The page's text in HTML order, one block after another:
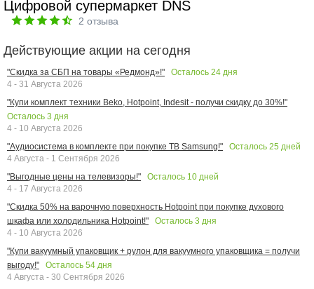
Цифровой супермаркет DNS
2 отзыва
Действующие акции на сегодня
"Скидка за СБП на товары «Редмонд»!" Осталось 24 дня
4 - 31 Августа 2026
"Купи комплект техники Beko, Hotpoint, Indesit - получи скидку до 30%!"
Осталось 3 дня
4 - 10 Августа 2026
"Аудиосистема в комплекте при покупке ТВ Samsung!"
Осталось 25 дней
4 Августа - 1 Сентября 2026
"Выгодные цены на телевизоры!"
Осталось 10 дней
4 - 17 Августа 2026
"Скидка 50% на варочную поверхность Hotpoint при покупке духового
шкафа или холодильника Hotpoint!"
Осталось 3 дня
4 - 10 Августа 2026
"Купи вакуумный упаковщик + рулон для вакуумного упаковщика = получи
выгоду!"
Осталось 54 дня
4 Августа - 30 Сентября 2026